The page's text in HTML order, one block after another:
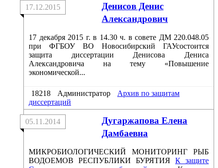
Денисов Денис
Александрович
17.12.2015
17 декабря 2015 г. в 14.30 ч. в совете ДМ 220.048.05
при ФГБОУ ВО Новосибирский ГАУсостоится
защита диссертации Денисова Дениса
Александровича на тему «Повышение
экономической...
18218 Администратор
Архив по защитам
диссертаций
Дугаржапова Елена
Дамбаевна
05.11.2014
МИКРОБИОЛОГИЧЕСКИЙ МОНИТОРИНГ РЫБ
ВОДОЕМОВ РЕСПУБЛИКИ БУРЯТИЯ К защите